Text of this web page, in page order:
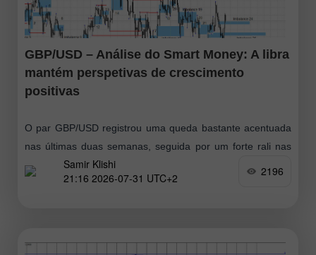
GBP/USD – Análise do Smart Money: A libra
mantém perspetivas de crescimento
positivas
O par GBP/USD registrou uma queda bastante acentuada
nas últimas duas semanas, seguida por um forte rali nas
duas últimas sessões de negociação. Isso sugere que os
compradores lançaram
Samir Klishi
21:16 2026-07-31 UTC+2
2196